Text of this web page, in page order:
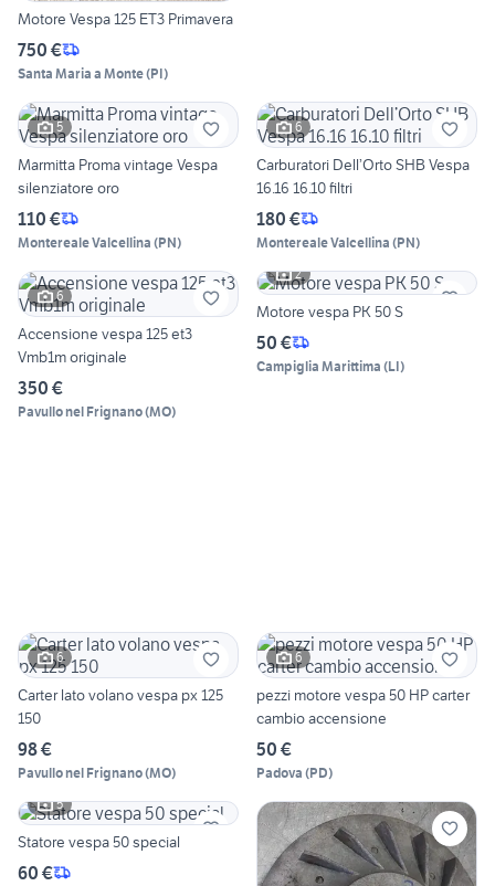
Motore Vespa 125 ET3 Primavera
750 €
Santa Maria a Monte(PI)
5
Marmitta Proma vintage Vespa
silenziatore oro
110 €
Montereale Valcellina (PN)
6
Carburatori Dell’Orto SHB Vespa
16.16 16.10 filtri
180 €
Montereale Valcellina (PN)
6
Accensione vespa 125 et3
Vmb1m originale
350 €
Pavullo nel Frignano(MO)
2
Motore vespa PK 50 S
50 €
Campiglia Marittima (LI)
6
Carter lato volano vespa px 125
150
98 €
Pavullo nel Frignano(MO)
6
pezzi motore vespa 50 HP carter
cambio accensione
50 €
Padova (PD)
5
Statore vespa 50 special
60 €